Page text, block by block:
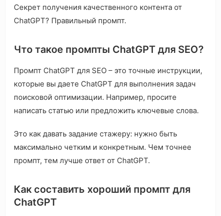
Секрет получения качественного контента от
ChatGPT? Правильный промпт.
Что такое промпты ChatGPT для SEO?
Промпт ChatGPT для SEO – это точные инструкции,
которые вы даете ChatGPT для выполнения задач
поисковой оптимизации. Например, просите
написать статью или предложить ключевые слова.
Это как давать задание стажеру: нужно быть
максимально четким и конкретным. Чем точнее
промпт, тем лучше ответ от ChatGPT.
Как составить хороший промпт для
ChatGPT